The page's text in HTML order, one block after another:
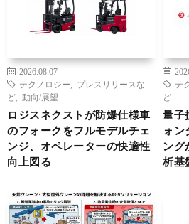
2026.08.07
テクノロジー
プレスリリースな
ど
動向/展望
ロジスネクストが防爆仕様車
のフォークをフルモデルチェ
ンジ、オペレーターの快適性
向上図る
テ
ど
量子
ォン
ング
析基